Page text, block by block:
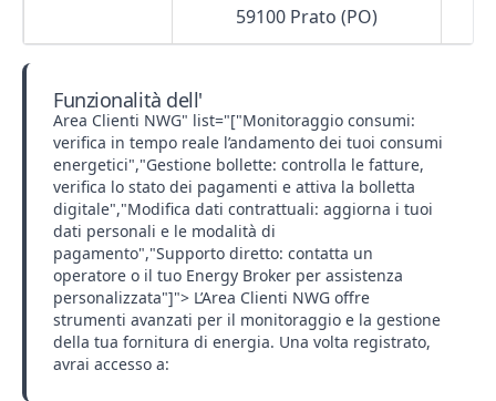
59100 Prato (PO)
Funzionalità dell'
Area Clienti NWG" list="["Monitoraggio consumi:
verifica in tempo reale l’andamento dei tuoi consumi
energetici","Gestione bollette: controlla le fatture,
verifica lo stato dei pagamenti e attiva la bolletta
digitale","Modifica dati contrattuali: aggiorna i tuoi
dati personali e le modalità di
pagamento","Supporto diretto: contatta un
operatore o il tuo Energy Broker per assistenza
personalizzata"]"> L’Area Clienti NWG offre
strumenti avanzati per il monitoraggio e la gestione
della tua fornitura di energia. Una volta registrato,
avrai accesso a: